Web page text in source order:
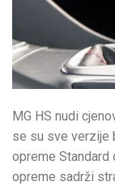
MG HS nudi
se su sve verzije
opreme Standard
opreme sadrži